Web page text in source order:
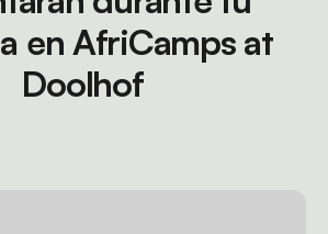
en AfriCamps at
Doolhof